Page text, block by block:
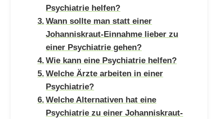
Psychiatrie helfen?
Wann sollte man statt einer
Johanniskraut-Einnahme lieber zu
einer Psychiatrie gehen?
Wie kann eine Psychiatrie helfen?
Welche Ärzte arbeiten in einer
Psychiatrie?
Welche Alternativen hat eine
Psychiatrie zu einer Johanniskraut-